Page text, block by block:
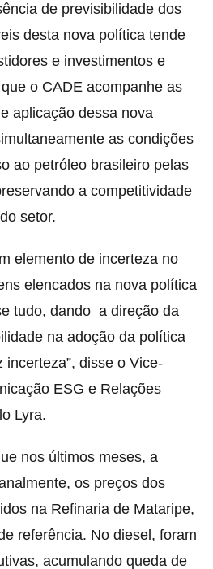
de previsibilidade dos
desta nova política tende
e investimentos e
o CADE acompanhe as
aplicação dessa nova
as condições
ao petróleo brasileiro pelas
a competitividade
setor.
elemento de incerteza no
elencados na nova política
tudo, dando a direção da
na adoção da política
disse o Vice-
ESG e Relações
Lyra.
nos últimos meses, a
os preços dos
na Refinaria de Mataripe,
referência. No diesel, foram
acumulando queda de